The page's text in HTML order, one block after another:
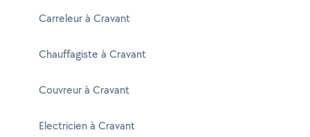
Carreleur à Cravant
Chauffagiste à Cravant
Couvreur à Cravant
Electricien à Cravant